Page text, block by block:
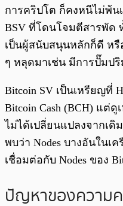
การคริปโต ก็คงหนีไม่พ้น
BSV ที่โดนโจมตีสารพัด
เป็นผู้สนับสนุนหลักก็ดี ห
ๆ หลุดมาเช่น มีการปั๊มป
Bitcoin SV เป็นเหรียญที่
Bitcoin Cash (BCH) แต่
ไม่ได้เปลี่ยนแปลงจากเดิ
พบว่า Nodes บางอันในเ
เชื่อมต่อกับ Nodes ของ
ปัญหาของความ